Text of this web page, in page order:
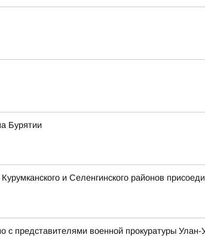
Бурятии
и Селенгинского районов
с представителями военной прокуратуры